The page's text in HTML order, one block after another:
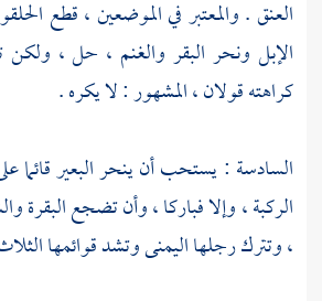
العنق . والمعتبر في الموضعين ، قطع
الإبل ونحر البقر والغنم ، حل ،
كراهته قولان ، المشهور : لا يكره .
السادسة : يستحب أن ينحر البعير قائما
الركبة ، وإلا فباركا ، وأن تضجع البقرة
، وتترك رجلها اليمنى وتشد قوائمها